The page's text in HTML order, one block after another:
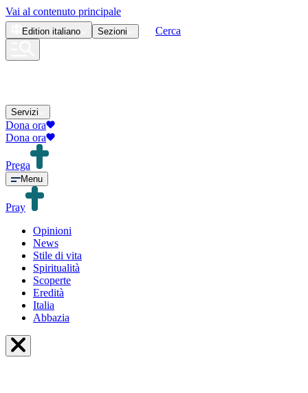
Vai al contenuto principale
Edition italiano Sezioni Cerca
Servizi
Dona ora
Dona ora
Prega
Menu
Pray
Opinioni
News
Stile di vita
Spiritualità
Scoperte
Eredità
Italia
Abbazia